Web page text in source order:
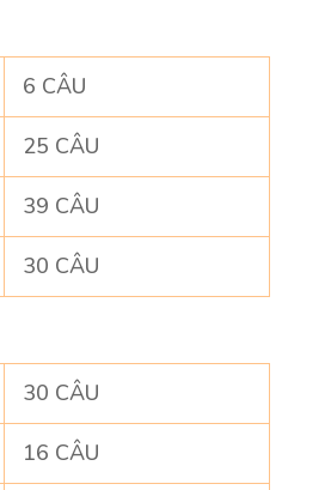
6 CÂU
25 CÂU
39 CÂU
30 CÂU
30 CÂU
16 CÂU